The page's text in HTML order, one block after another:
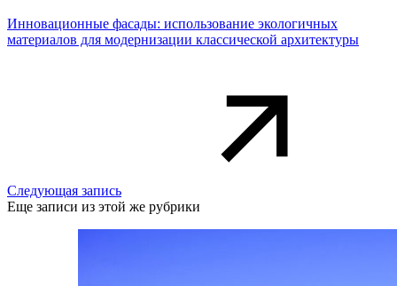
Инновационные фасады: использование экологичных
материалов для модернизации классической архитектуры
Следующая запись
Еще записи из этой же рубрики